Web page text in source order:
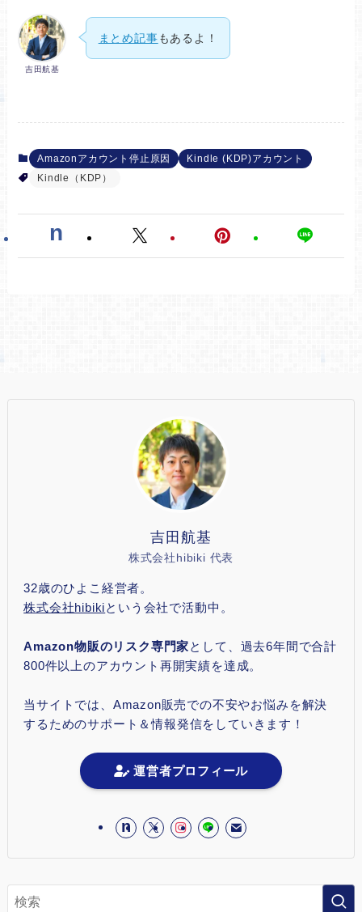
吉田航基
まとめ記事もあるよ！
Amazonアカウント停止原因
Kindle (KDP)アカウント
Kindle（KDP）
吉田航基
株式会社hibiki 代表
32歳のひよこ経営者。
株式会社hibikiという会社で活動中。
Amazon物販のリスク専門家として、過去6年間で合計
800件以上のアカウント再開実績を達成。
当サイトでは、Amazon販売での不安やお悩みを解決
するためのサポート＆情報発信をしていきます！
運営者プロフィール